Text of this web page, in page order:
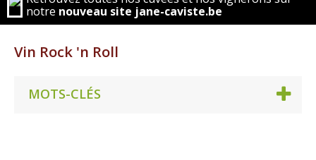
notre nouveau site jane-caviste.be
Vin Rock 'n Roll
MOTS-CLÉS